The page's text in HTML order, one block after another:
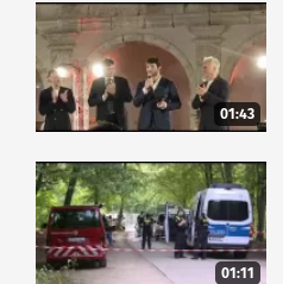
01:43
01:11